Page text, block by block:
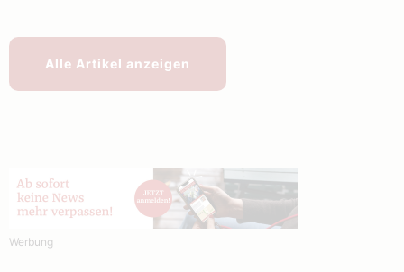
Alle Artikel anzeigen
Werbung